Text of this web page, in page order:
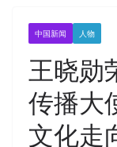
中国新闻 人物
王晓勋
传播大
文化走